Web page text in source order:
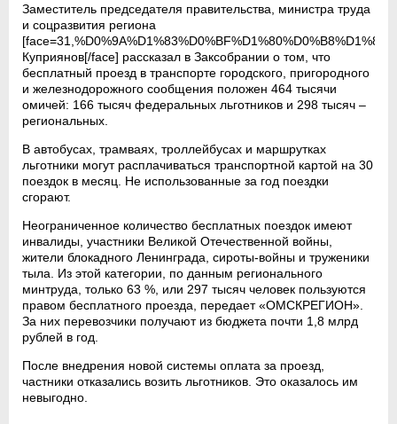
Заместитель председателя правительства, министра труда
и соцразвития региона
Куприянов[/face] рассказал в Заксобрании о том, что
бесплатный проезд в транспорте городского, пригородного
и железнодорожного сообщения положен 464 тысячи
омичей: 166 тысяч федеральных льготников и 298 тысяч –
региональных.
В автобусах, трамваях, троллейбусах и маршрутках
льготники могут расплачиваться транспортной картой на 30
поездок в месяц. Не использованные за год поездки
сгорают.
Неограниченное количество бесплатных поездок имеют
инвалиды, участники Великой Отечественной войны,
жители блокадного Ленинграда, сироты-войны и труженики
тыла. Из этой категории, по данным регионального
минтруда, только 63 %, или 297 тысяч человек пользуются
правом бесплатного проезда, передает «ОМСКРЕГИОН».
За них перевозчики получают из бюджета почти 1,8 млрд
рублей в год.
После внедрения новой системы оплата за проезд,
частники отказались возить льготников. Это оказалось им
невыгодно.